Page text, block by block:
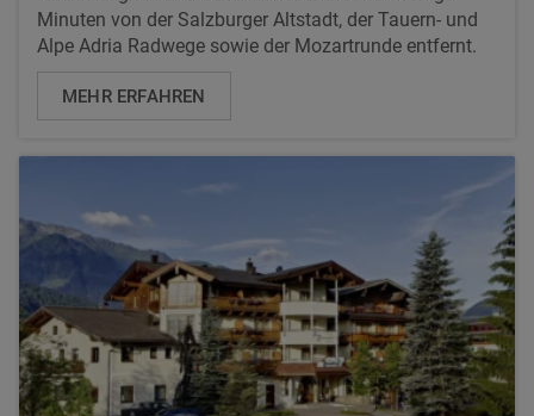
Minuten von der Salzburger Altstadt, der Tauern- und
Alpe Adria Radwege sowie der Mozartrunde entfernt.
MEHR ERFAHREN